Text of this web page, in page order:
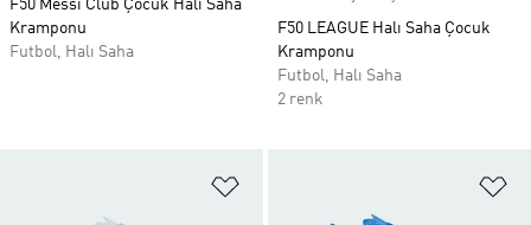
F50 Messi Club Çocuk Halı Saha
Kramponu
Futbol, Halı Saha
F50 LEAGUE Halı Saha Çocuk
Kramponu
Futbol, Halı Saha
2 renk